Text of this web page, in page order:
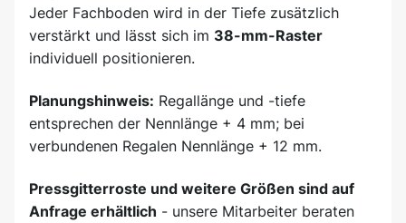
Jeder Fachboden wird in der Tiefe zusätzlich
verstärkt und lässt sich im 38-mm-Raster
individuell positionieren.
Planungshinweis: Regallänge und -tiefe
entsprechen der Nennlänge + 4 mm; bei
verbundenen Regalen Nennlänge + 12 mm.
Pressgitterroste und weitere Größen sind auf
Anfrage erhältlich - unsere Mitarbeiter beraten